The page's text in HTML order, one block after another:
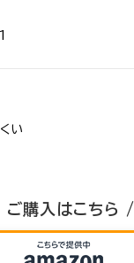
い
ご購入はこちら /